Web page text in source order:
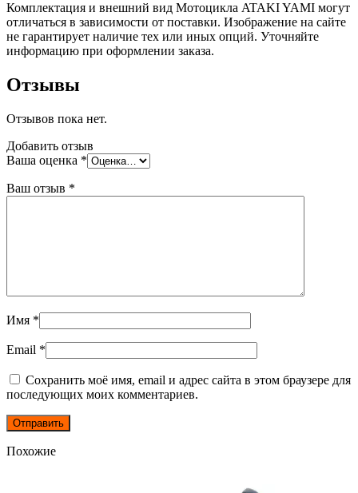
Комплектация и внешний вид Мотоцикла ATAKI YAMI могут
отличаться в зависимости от поставки. Изображение на сайте
не гарантирует наличие тех или иных опций. Уточняйте
информацию при оформлении заказа.
Отзывы
Отзывов пока нет.
Добавить отзыв
Ваша оценка *
Ваш отзыв *
Имя *
Email *
Сохранить моё имя, email и адрес сайта в этом браузере для
последующих моих комментариев.
Похожие